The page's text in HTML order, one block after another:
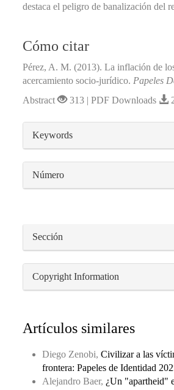
destaca el peligro de banalización del
Cómo citar
Pérez, A. M. (2013). La inflación de
acercamiento socio-jurídico. Papeles
Abstract 313 | PDF Downloads
Keywords
Número
Sección
Copyright Information
Artículos similares
Diego Zenobi, Civilizar a las
frontera: Papeles de Identidad
Alejandro Baer, ¿Un "apartheid"